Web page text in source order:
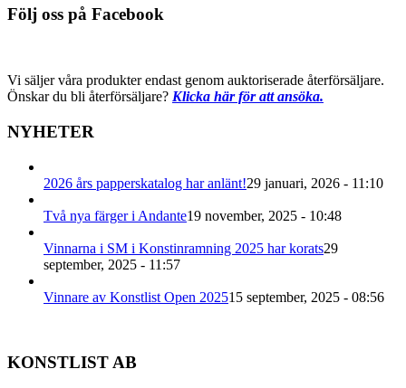
Följ oss på Facebook
Vi säljer våra produkter endast genom auktoriserade återförsäljare.
Önskar du bli återförsäljare? Klicka här för att ansöka.
NYHETER
2026 års papperskatalog har anlänt!29 januari, 2026 - 11:10
Två nya färger i Andante19 november, 2025 - 10:48
Vinnarna i SM i Konstinramning 2025 har korats29
september, 2025 - 11:57
Vinnare av Konstlist Open 202515 september, 2025 - 08:56
KONSTLIST AB